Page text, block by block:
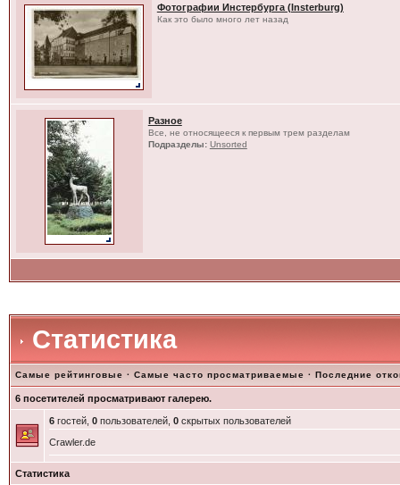
Фотографии Инстербурга (Insterburg)
Как это было много лет назад
Разное
Все, не относящееся к первым трем разделам
Подразделы: Unsorted
Статистика
Самые рейтинговые · Самые часто просматриваемые · Последние
6 посетителей просматривают галерею.
6гостей, 0пользователей, 0скрытых пользователей
Crawler.de
Статистика